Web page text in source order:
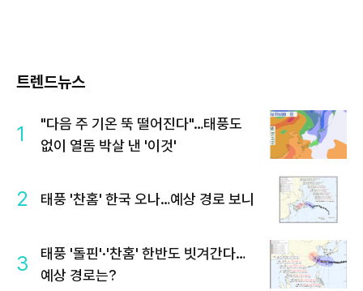
트렌드뉴스
1
"다음 주 기온 뚝 떨어진다"…태풍도
없이 열돔 박살 낸 '이것'
2 태풍 '찬홈' 한국 오나…예상 경로 보니
3
태풍 '돌핀'·'찬홈' 한반도 빗겨간다…
예상 경로는?